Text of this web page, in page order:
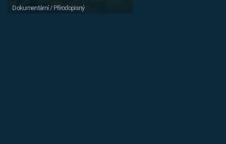
Dokumentární / Přírodopisný